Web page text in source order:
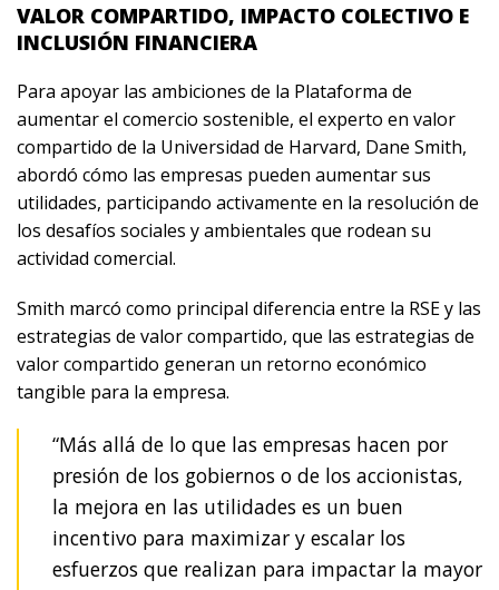
VALOR COMPARTIDO, IMPACTO COLECTIVO E
INCLUSIÓN FINANCIERA
Para apoyar las ambiciones de la Plataforma de
aumentar el comercio sostenible, el experto en valor
compartido de la Universidad de Harvard, Dane Smith,
abordó cómo las empresas pueden aumentar sus
utilidades, participando activamente en la resolución de
los desafíos sociales y ambientales que rodean su
actividad comercial.
Smith marcó como principal diferencia entre la RSE y las
estrategias de valor compartido, que las estrategias de
valor compartido generan un retorno económico
tangible para la empresa.
“Más allá de lo que las empresas hacen por
presión de los gobiernos o de los accionistas,
la mejora en las utilidades es un buen
incentivo para maximizar y escalar los
esfuerzos que realizan para impactar la mayor